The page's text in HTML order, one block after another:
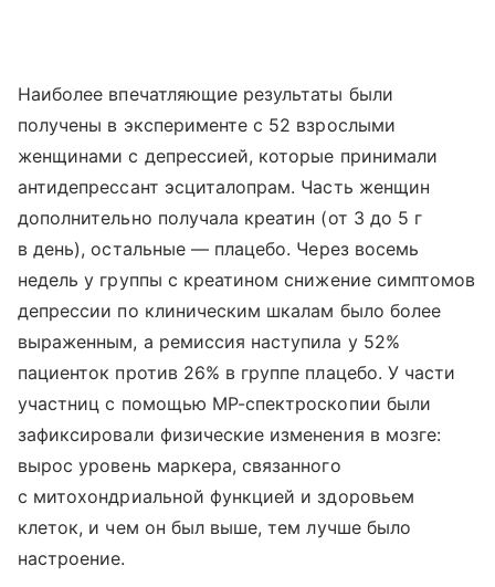
Наиболее впечатляющие результаты были
получены в эксперименте с 52 взрослыми
женщинами с депрессией, которые принимали
антидепрессант эсциталопрам. Часть женщин
дополнительно получала креатин (от 3 до 5 г
в день), остальные — плацебо. Через восемь
недель у группы с креатином снижение симптомов
депрессии по клиническим шкалам было более
выраженным, а ремиссия наступила у 52%
пациенток против 26% в группе плацебо. У части
участниц с помощью МР-спектроскопии были
зафиксировали физические изменения в мозге:
вырос уровень маркера, связанного
с митохондриальной функцией и здоровьем
клеток, и чем он был выше, тем лучше было
настроение.